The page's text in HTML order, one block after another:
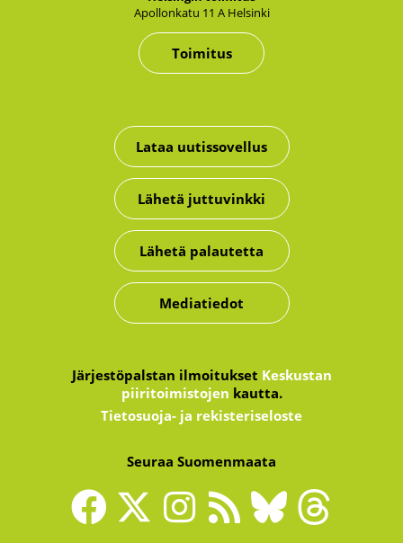
Apol­lon­ka­tu 11 A Hel­sin­ki
Toimitus
Lataa uutissovellus
Lähetä juttuvinkki
Lähetä palautetta
Mediatiedot
Järjestöpalstan ilmoitukset Keskustan
piiritoimistojen kautta.
Tietosuoja- ja rekisteriseloste
Seuraa Suomenmaata